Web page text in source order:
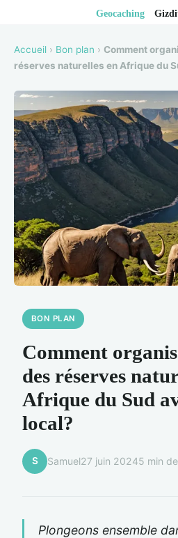
Accueil › Bon plan › Comment
réserves naturelles en Afrique du
BON PLAN
Comment
des réserves
Afrique du Sud
local?
S Samuel27 juin 20245 min
Plongeons ensemble